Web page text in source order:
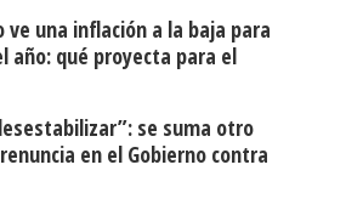
ve una inflación a la baja para
año: qué proyecta para el
se suma otro
en el Gobierno contra